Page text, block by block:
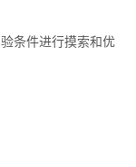
条件进行摸索和优